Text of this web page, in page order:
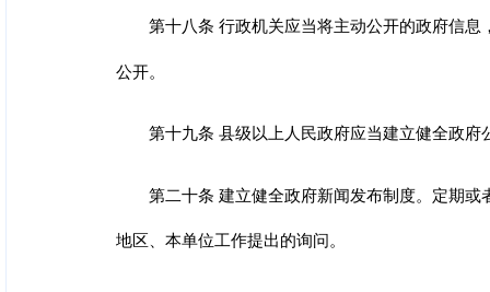
第十八条 行政机关应当将主动公开的政府信
公开。
第十九条 县级以上人民政府应当建立健全政府
第二十条 建立健全政府新闻发布制度。定期
地区、本单位工作提出的询问。